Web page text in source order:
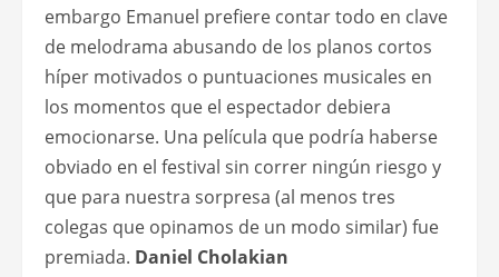
embargo Emanuel prefiere contar todo en clave
de melodrama abusando de los planos cortos
híper motivados o puntuaciones musicales en
los momentos que el espectador debiera
emocionarse. Una película que podría haberse
obviado en el festival sin correr ningún riesgo y
que para nuestra sorpresa (al menos tres
colegas que opinamos de un modo similar) fue
premiada. Daniel Cholakian